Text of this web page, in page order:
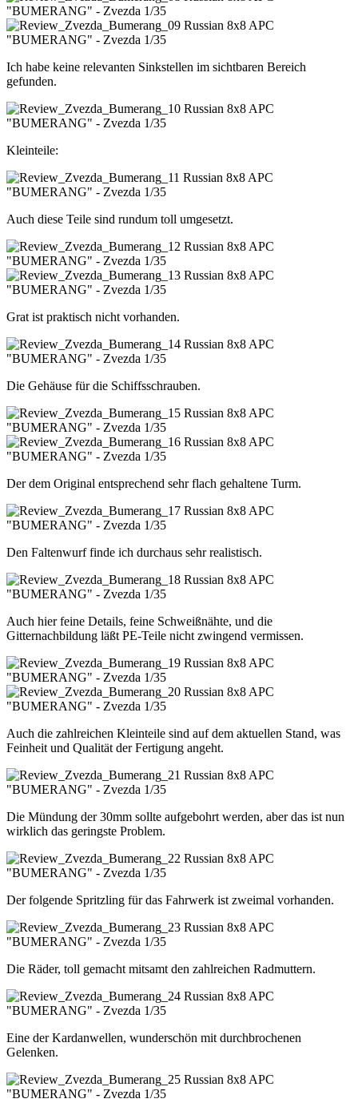
Ich habe keine relevanten Sinkstellen im sichtbaren Bereich
gefunden.
Kleinteile:
Auch diese Teile sind rundum toll umgesetzt.
Grat ist praktisch nicht vorhanden.
Die Gehäuse für die Schiffsschrauben.
Der dem Original entsprechend sehr flach gehaltene Turm.
Den Faltenwurf finde ich durchaus sehr realistisch.
Auch hier feine Details, feine Schweißnähte, und die
Gitternachbildung läßt PE-Teile nicht zwingend vermissen.
Auch die zahlreichen Kleinteile sind auf dem aktuellen Stand, was
Feinheit und Qualität der Fertigung angeht.
Die Mündung der 30mm sollte aufgebohrt werden, aber das ist nun
wirklich das geringste Problem.
Der folgende Spritzling für das Fahrwerk ist zweimal vorhanden.
Die Räder, toll gemacht mitsamt den zahlreichen Radmuttern.
Eine der Kardanwellen, wunderschön mit durchbrochenen
Gelenken.